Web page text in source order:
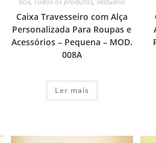
Caixa Travesseiro com Alça
Personalizada Para Roupas e
Acessórios – Pequena – MOD.
008A
Ler mais